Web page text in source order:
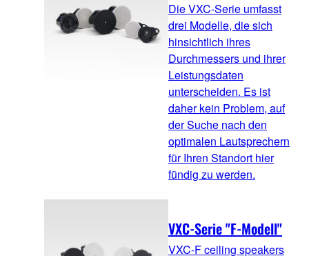
Die VXC-Serie umfasst
drei Modelle, die sich
hinsichtlich ihres
Durchmessers und ihrer
Leistungsdaten
unterscheiden. Es ist
daher kein Problem, auf
der Suche nach den
optimalen Lautsprechern
für Ihren Standort hier
fündig zu werden.
VXC-Serie "F-Modell"
VXC-F ceiling speakers